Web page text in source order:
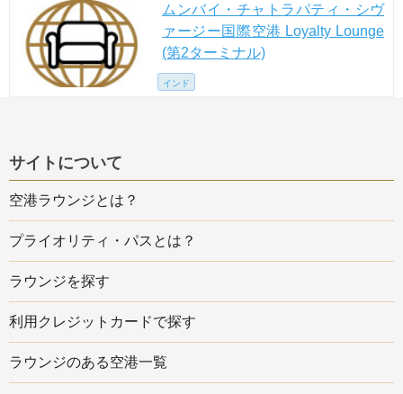
ムンバイ・チャトラパティ・シヴ
ァージー国際空港 Loyalty Lounge
(第2ターミナル)
インド
サイトについて
空港ラウンジとは？
プライオリティ・パスとは？
ラウンジを探す
利用クレジットカードで探す
ラウンジのある空港一覧